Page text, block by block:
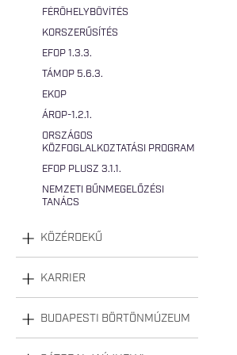
FÉRŐHELYBŐVÍTÉS
KORSZERŰSÍTÉS
EFOP 1.3.3.
TÁMOP 5.6.3.
EKOP
ÁROP-1.2.1.
ORSZÁGOS
KÖZFOGLALKOZTATÁSI PROGRAM
EFOP PLUSZ 3.1.1.
NEMZETI BŰNMEGELŐZÉSI
TANÁCS
KÖZÉRDEKŰ
KARRIER
BUDAPESTI BÖRTÖNMÚZEUM